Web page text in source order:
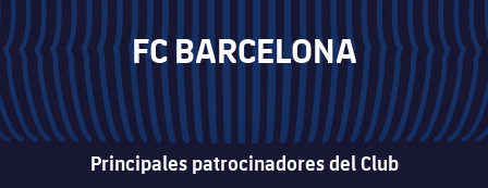
FC BARCELONA
Principales patrocinadores del Club